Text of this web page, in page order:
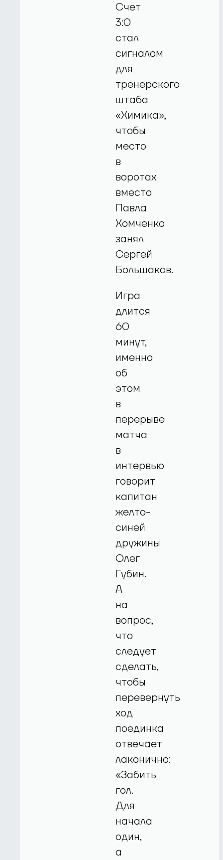
Счет
3:0
стал
сигналом
для
тренерского
штаба
«Химика»,
чтобы
место
в
воротах
вместо
Павла
Хомченко
занял
Сергей
Большаков.
Игра
длится
60
минут,
именно
об
этом
в
перерыве
матча
в
интервью
говорит
капитан
желто-
синей
дружины
Олег
Губин.
А
на
вопрос,
что
следует
сделать,
чтобы
перевернуть
ход
поединка
отвечает
лаконично:
«Забить
гол.
Для
начала
один,
а